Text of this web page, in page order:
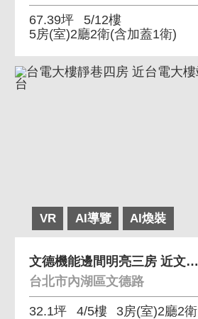
67.39坪
5/12樓
5房(室)2廳2衛(含加蓋1衛)
VR AI導覽 AI煥裝
文德機能邊間明亮三房 近文德捷運站 生活機能佳
台北市內湖區文德路
32.1坪 4/5樓 3房(室)2廳2衛